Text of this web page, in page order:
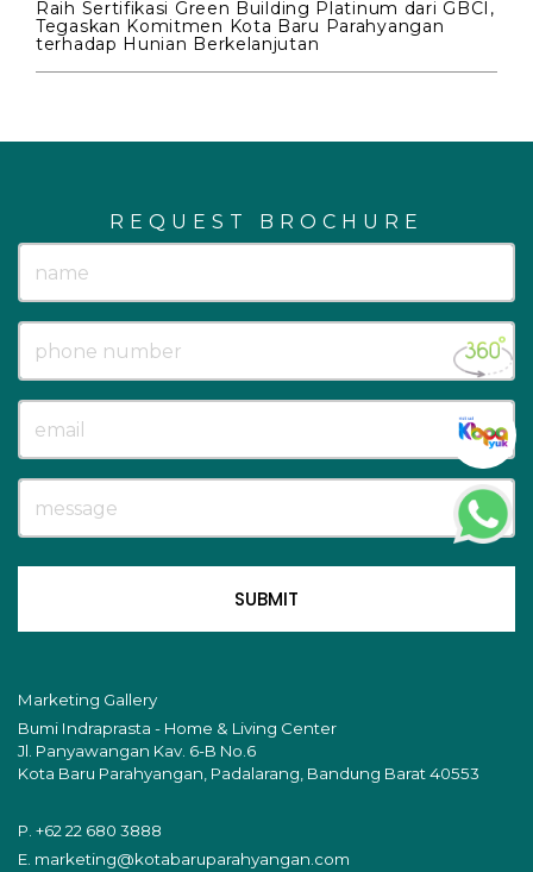
Raih Sertifikasi Green Building Platinum dari GBCI,
Tegaskan Komitmen Kota Baru Parahyangan
terhadap Hunian Berkelanjutan
REQUEST BROCHURE
SUBMIT
Marketing Gallery
Bumi Indraprasta - Home & Living Center
Jl. Panyawangan Kav. 6-B No.6
Kota Baru Parahyangan, Padalarang, Bandung Barat 40553
P. +62 22 680 3888
E. marketing@kotabaruparahyangan.com